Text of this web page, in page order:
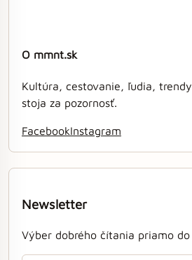
O mmnt.sk
Kultúra, cestovanie, ľudia,
stoja za pozornosť.
FacebookInstagram
Newsletter
Výber dobrého čítania priamo do